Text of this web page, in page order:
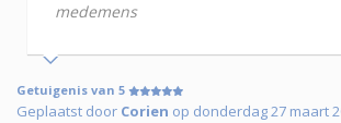
medemens
Getuigenis van 5
Geplaatst door Corien op donderdag 27 maart